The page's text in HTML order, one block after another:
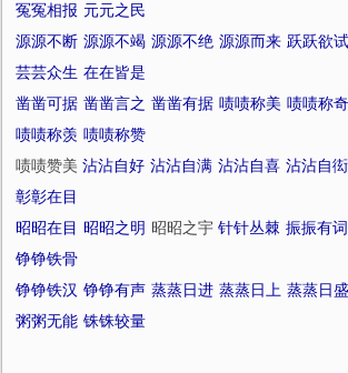
冤冤相报 元元之民
源源不断 源源不竭 源源不绝 源源而来 跃跃欲试
芸芸众生 在在皆是
凿凿可据 凿凿言之 凿凿有据 啧啧称美 啧啧称奇
啧啧称羡 啧啧称赞
啧啧赞美 沾沾自好 沾沾自满 沾沾自喜 沾沾自衒
彰彰在目
昭昭在目 昭昭之明 昭昭之宇 针针丛棘 振振有词
铮铮铁骨
铮铮铁汉 铮铮有声 蒸蒸日进 蒸蒸日上 蒸蒸日盛
粥粥无能 铢铢较量